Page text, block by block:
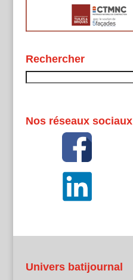
Rechercher
Nos réseaux sociaux
Univers batijournal